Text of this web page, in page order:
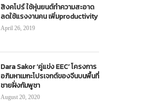
สิงคโปร์ ใช้หุ่นยนต์ทำความสะอาด
ลดใช้แรงงานคน เพิ่มproductivity
April 26, 2019
Dara Sakor ‘คู่แข่ง EEC’ โครงการ
อภิมหาเมกะโปรเจกต์ของจีนบนพื้นที่
ชายฝั่งกัมพูชา
August 20, 2020